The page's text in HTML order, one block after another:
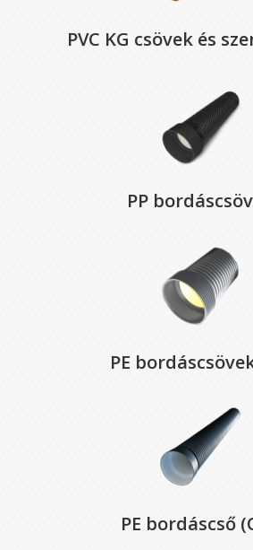
PVC KG csövek és
PP
PE
PE bordáscső